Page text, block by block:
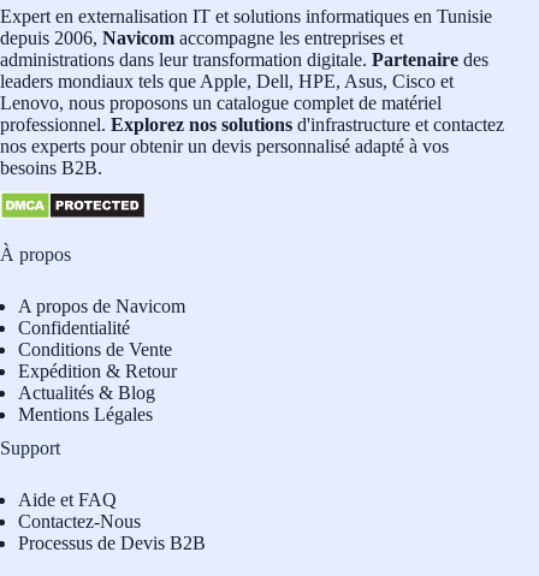
Expert en externalisation IT et solutions informatiques en Tunisie
depuis 2006, Navicom accompagne les entreprises et
administrations dans leur transformation digitale. Partenaire des
leaders mondiaux tels que Apple, Dell, HPE, Asus, Cisco et
Lenovo, nous proposons un catalogue complet de matériel
professionnel. Explorez nos solutions d'infrastructure et contactez
nos experts pour obtenir un devis personnalisé adapté à vos
besoins B2B.
À propos
A propos de Navicom
Confidentialité
Conditions de Vente
Expédition & Retour
Actualités & Blog
Mentions Légales
Support
Aide et FAQ
Contactez-Nous
Processus de Devis B2B